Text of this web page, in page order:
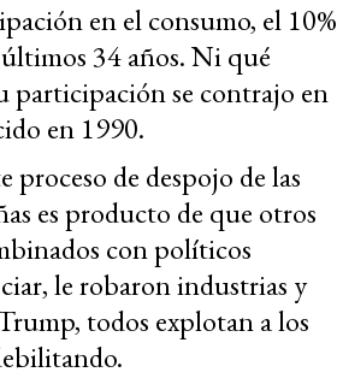
en el consumo, el 10%
34 años. Ni qué
participación se contrajo en
en 1990.
de despojo de las
es producto de que otros
con políticos
le robaron industrias y
todos explotan a los